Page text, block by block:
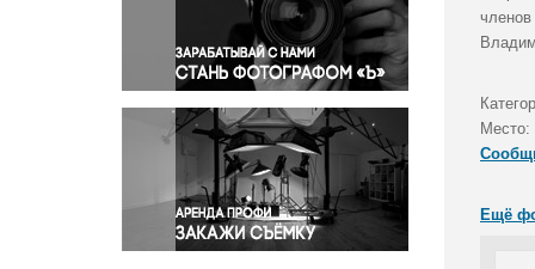
Правосудие
Происшествия и конфликты
Религия
Светская жизнь
Спорт
Экология
Экономика и бизнес
Место:
Ещё